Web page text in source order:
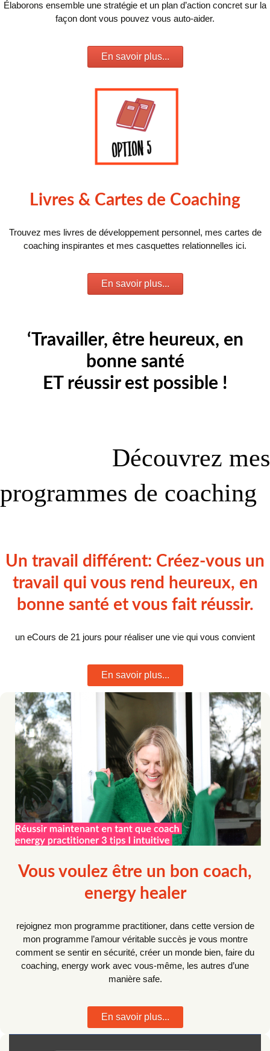
Élaborons ensemble une stratégie et un plan d’action concret sur la
façon dont vous pouvez vous auto-aider.
En savoir plus...
Livres & Cartes de Coaching
Trouvez mes livres de développement personnel, mes cartes de
coaching inspirantes et mes casquettes relationnelles ici.
En savoir plus...
‘Travailler, être heureux, en
bonne santé
ET réussir est possible !
Découvrez mes
programmes de coaching
Un travail différent: Créez-vous un
travail qui vous rend heureux, en
bonne santé et vous fait réussir.
un eCours de 21 jours pour réaliser une vie qui vous convient
En savoir plus...
Vous voulez être un bon coach,
energy healer
rejoignez mon programme practitioner, dans cette version de
mon programme l’amour véritable succès je vous montre
comment se sentir en sécurité, créer un monde bien, faire du
coaching, energy work avec vous-même, les autres d’une
manière safe.
En savoir plus...